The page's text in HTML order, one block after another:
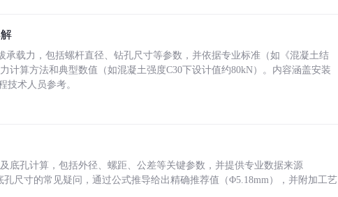
承载力，包括螺杆直径、钻孔尺寸等参数，并依据专业标准（如《混凝土结
计算方法和典型数值（如混凝土强度C30下设计值约80kN）。内容涵盖安装
技术人员参考。
底孔计算，包括外径、螺距、公差等关键参数，并提供专业数据来源
孔尺寸的常见疑问，通过公式推导给出精确推荐值（Φ5.18mm），并附加工艺